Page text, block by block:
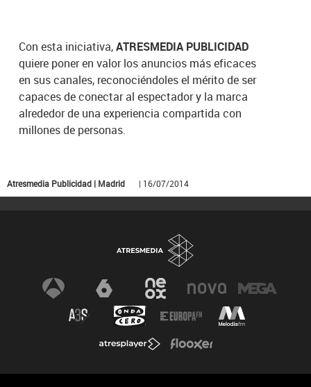
Con esta iniciativa,ATRESMEDIA PUBLICIDAD
quiere poner en valor los anuncios más eficaces
en sus canales, reconociéndoles el mérito de ser
capaces de conectar al espectador y la marca
alrededor de una experiencia compartida con
millones de personas.
Atresmedia Publicidad | Madrid | 16/07/2014